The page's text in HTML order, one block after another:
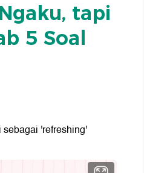
tapi
5 Soal
'refreshing'